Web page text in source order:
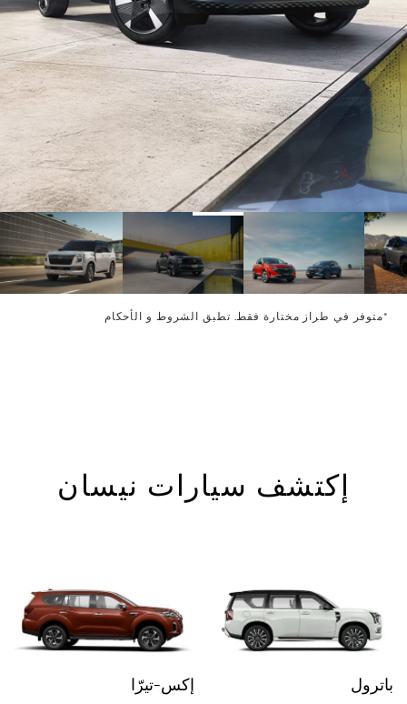
*متوفر في طراز مختارة فقط. تطبق الشروط و الأحكام
4
إكتشف سيارات نيسان
باترول إكس-تيرّا